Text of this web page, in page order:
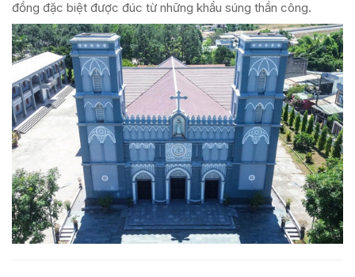
đồng đặc biệt được đúc từ những khẩu súng thần công.